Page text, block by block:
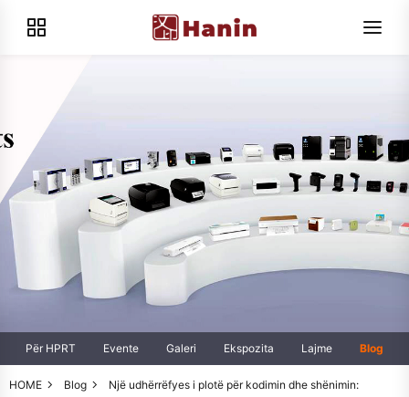
Për HPRT Evente Galeri Ekspozita Lajme Blog
HOME Blog
Një udhërrëfyes i plotë për kodimin dhe shënimin: